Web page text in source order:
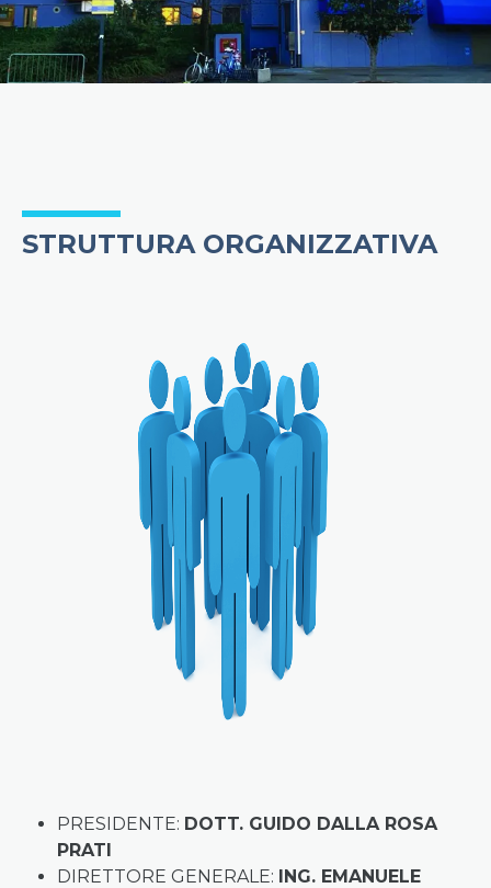
STRUTTURA ORGANIZZATIVA
PRESIDENTE: DOTT. GUIDO DALLA ROSA
PRATI
DIRETTORE GENERALE: ING. EMANUELE